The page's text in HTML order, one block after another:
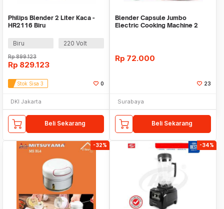
Philips Blender 2 Liter Kaca -
HR2116 Biru
Biru 220 Volt
Rp899.123
Rp 829.123
Stok Sisa 3 0
DKI Jakarta
Beli Sekarang
Blender Capsule Jumbo
Electric Cooking Machine 2
Rp 72.000
23
Surabaya
Beli Sekarang
-32% -34%